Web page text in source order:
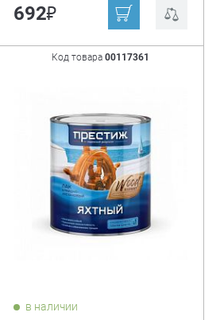
692₽
Код товара00117361
в наличии